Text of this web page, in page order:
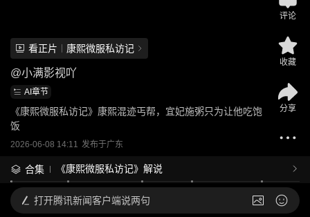
看正片 康熙微服私访记
@小满影视吖
AI章节
《康熙微服私访记》康熙混迹丐帮，宜妃施粥只为让他吃饱
饭
2026-06-08 14:11 发布于广东
合集 《康熙微服私访记》解说
评论
收藏
分享
打开腾讯新闻客户端说两句